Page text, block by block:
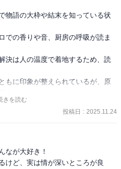
物語の大枠や結末を知っている状
での香りや音、厨房の呼吸が読ま
決は人の温度で着地するため、読
もに印象が整えられているが、原
調整と受け取れる。
たいと思う読書体験だった。
きを読む
投稿日 : 2025.11.24
なが大好き！
けど、実は情が深いところが良